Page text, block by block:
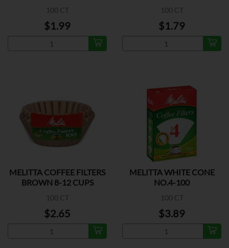
100 CT
$1.99
100 CT
$1.79
MELITTA COFFEE FILTERS
BROWN 8-12 CUPS
100 CT
$2.65
MELITTA WHITE CONE
NO.4-100
100 CT
$3.89